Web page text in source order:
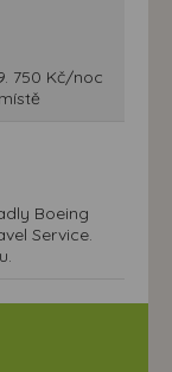
750 Kč/noc
Boeing
Service.